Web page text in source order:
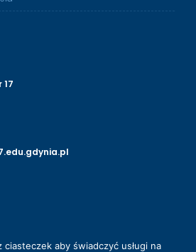
17
ciasteczek aby świadczyć usługi na